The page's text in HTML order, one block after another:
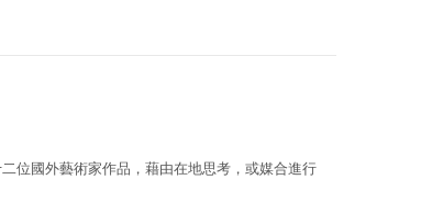
位國外藝術家作品，藉由在地思考，或媒合進行